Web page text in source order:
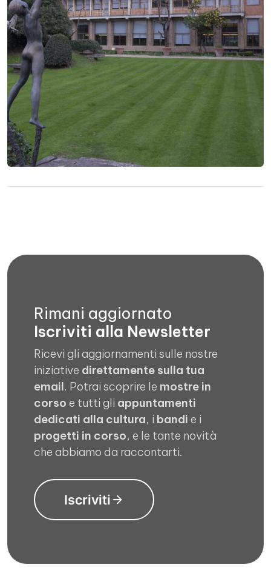
Rimani aggiornato
Iscriviti alla Newsletter
Ricevi gli aggiornamenti sulle nostre
iniziative direttamente sulla tua
email. Potrai scoprire le mostre in
corso e tutti gli appuntamenti
dedicati alla cultura, i bandi e i
progetti in corso, e le tante novità
che abbiamo da raccontarti.
Iscriviti